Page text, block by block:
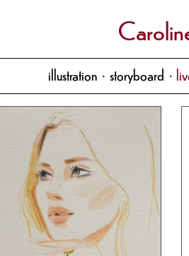
illustration storyboard